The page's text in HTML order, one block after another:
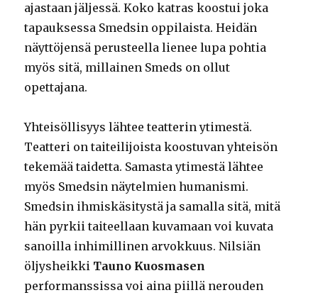
ajastaan jäljessä. Koko katras koostui joka
tapauksessa Smedsin oppilaista. Heidän
näyttöjensä perusteella lienee lupa pohtia
myös sitä, millainen Smeds on ollut
opettajana.
Yhteisöllisyys lähtee teatterin ytimestä.
Teatteri on taiteilijoista koostuvan yhteisön
tekemää taidetta. Samasta ytimestä lähtee
myös Smedsin näytelmien humanismi.
Smedsin ihmiskäsitystä ja samalla sitä, mitä
hän pyrkii taiteellaan kuvamaan voi kuvata
sanoilla inhimillinen arvokkuus. Nilsiän
öljysheikki Tauno Kuosmasen
performanssissa voi aina piillä nerouden